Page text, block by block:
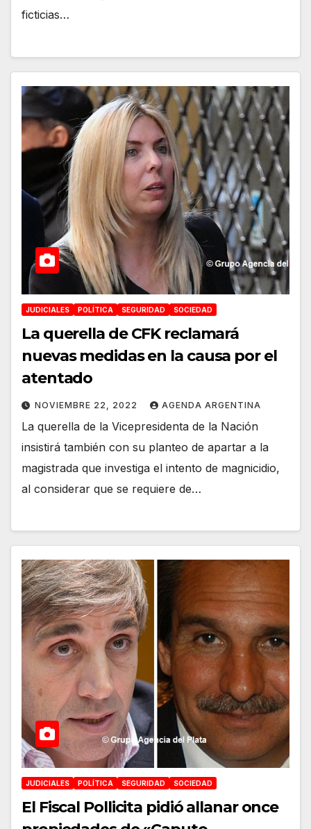
ficticias…
JUDICIALES POLÍTICA SEGURIDAD SOCIEDAD
La querella de CFK reclamará
nuevas medidas en la causa por el
atentado
NOVIEMBRE 22, 2022 AGENDA ARGENTINA
La querella de la Vicepresidenta de la Nación
insistirá también con su planteo de apartar a la
magistrada que investiga el intento de magnicidio,
al considerar que se requiere de…
JUDICIALES POLÍTICA SEGURIDAD SOCIEDAD
El Fiscal Pollicita pidió allanar once